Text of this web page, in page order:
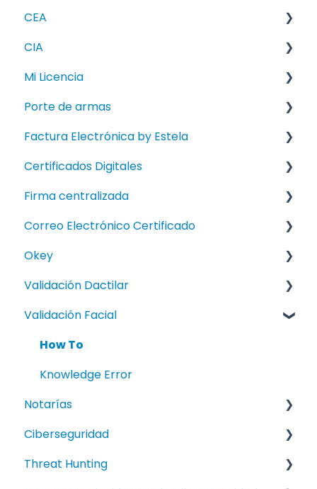
FAQ
How To
Knowledge Error
Manuales
CEA
FAQ
How To
Knowledge Error
Manuales
CIA
FAQ
Mi Licencia
FAQ
How To
Manuales
Porte de armas
How To
Manual
Factura Electrónica by Estela
FAQ
How To
Certificados Digitales
FAQ
Manual
Firma centralizada
FAQ
Correo Electrónico Certificado
How To
Knowledge Error
Okey
Manuales
Validación Dactilar
FAQ
Knowledge Error
Manual
Validación Facial
How To
Knowledge Error
Notarías
FAQ
How To
Ciberseguridad
FAQ
Threat Hunting